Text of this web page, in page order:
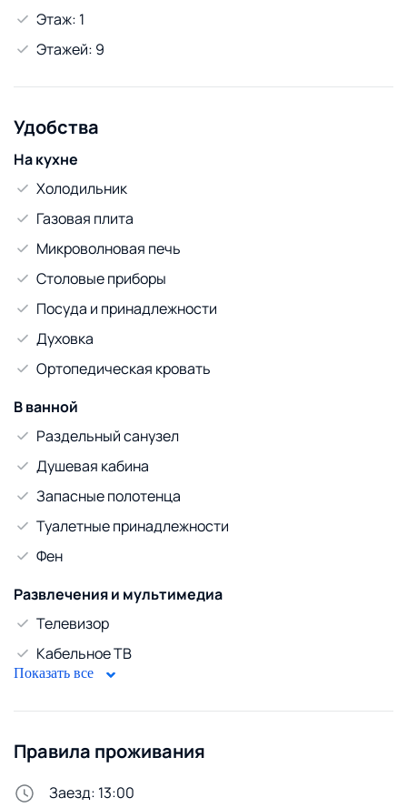
Этаж: 1
Этажей: 9
Удобства
На кухне
Холодильник
Газовая плита
Микроволновая печь
Столовые приборы
Посуда и принадлежности
Духовка
Ортопедическая кровать
В ванной
Раздельный санузел
Душевая кабина
Запасные полотенца
Туалетные принадлежности
Фен
Развлечения и мультимедиа
Телевизор
Кабельное ТВ
WiFi
Домофон
Стирка и белье
Показать все
Правила проживания
Заезд: 13:00